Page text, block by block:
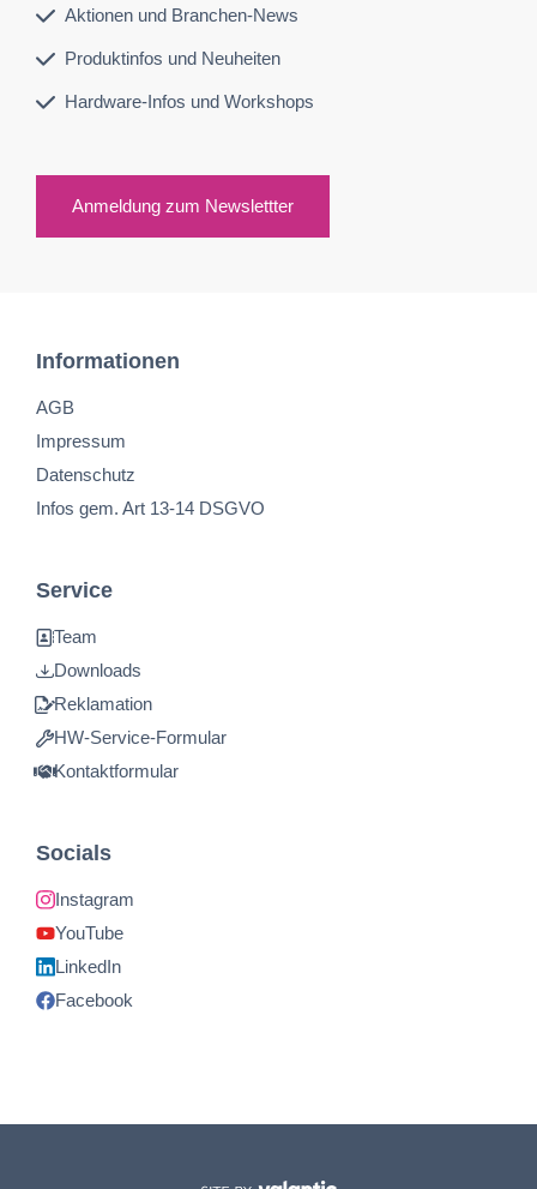
Aktionen und Branchen-News
Produktinfos und Neuheiten
Hardware-Infos und Workshops
Anmeldung zum Newslettter
Informationen
AGB
Impressum
Datenschutz
Infos gem. Art 13-14 DSGVO
Service
Team
Downloads
Reklamation
HW-Service-Formular
Kontaktformular
Socials
Instagram
YouTube
LinkedIn
Facebook